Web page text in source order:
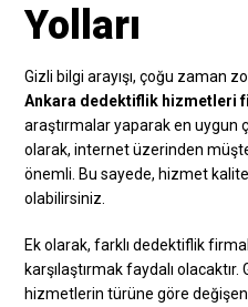
Yolları
Gizli bilgi arayışı, çoğu zaman
Ankara dedektiflik hizmetleri
araştırmalar yaparak en uygun
olarak, internet üzerinden
önemli. Bu sayede, hizmet
olabilirsiniz.
Ek olarak, farklı dedektiflik
karşılaştırmak faydalı
hizmetlerin türüne göre